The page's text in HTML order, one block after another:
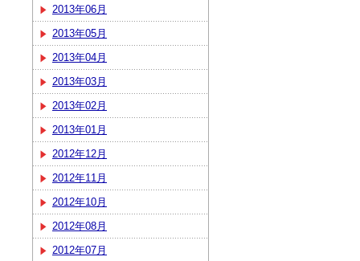
2013年06月
2013年05月
2013年04月
2013年03月
2013年02月
2013年01月
2012年12月
2012年11月
2012年10月
2012年08月
2012年07月